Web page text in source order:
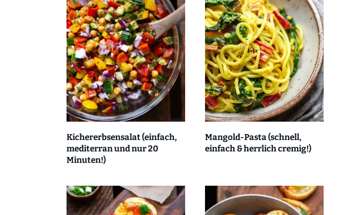
Kichererbsensalat (einfach,
mediterran und nur 20
Minuten!)
Mangold-Pasta (schnell,
einfach & herrlich cremig!)